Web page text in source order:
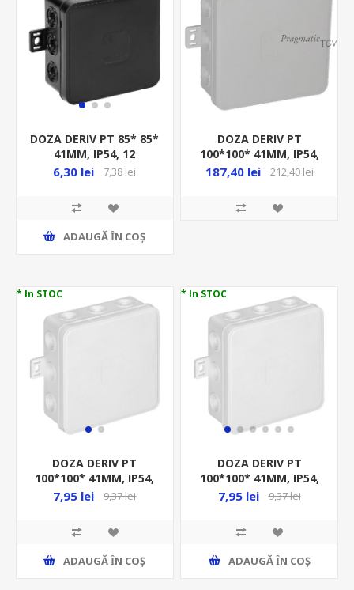
DOZA DERIV PT 85* 85*
41MM, IP54, 12
INTRARI, NEGRU, LA
6,30 lei 7,38 lei
ADAUGĂ ȊN COŞ
DOZA DERIV PT
100*100* 41MM, IP54,
12 INTRARI, ALB, ( 32
187,40 lei 212,40 lei
* In STOC
DOZA DERIV PT
100*100* 41MM, IP54,
12 INTRARI, ALB, LA
7,95 lei 9,37 lei
ADAUGĂ ȊN COŞ
* In STOC
DOZA DERIV PT
100*100* 41MM, IP54,
12 INTRARI, NEGRU, LA
7,95 lei 9,37 lei
ADAUGĂ ȊN COŞ